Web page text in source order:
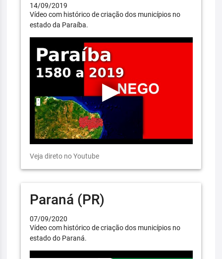
14/09/2019
Vídeo com histórico de criação dos municípios no
estado da Paraíba.
Veja direto no Youtube
Paraná (PR)
07/09/2020
Vídeo com histórico de criação dos municípios no
estado do Paraná.